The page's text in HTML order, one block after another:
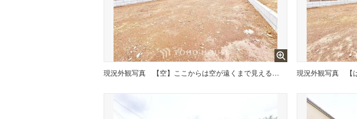
現況外観写真 【空】ここからは空が遠くまで見える。紺碧、曇天、茜色。心もともに映り変わる。東京にもあったんだ。こんな景色が・・・。 現況外観写真